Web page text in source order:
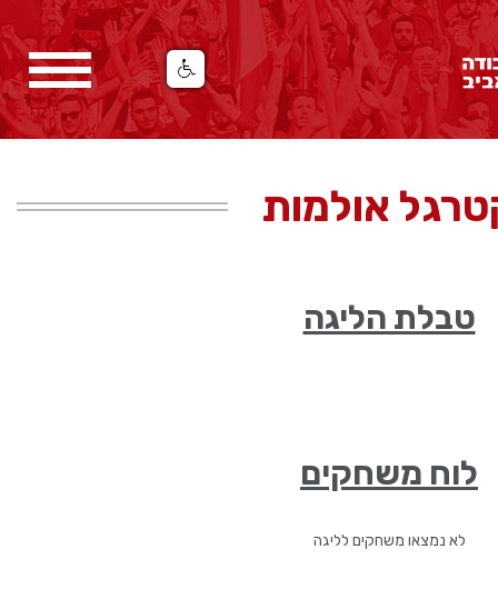
אולמות
טבלת הליגה
לוח משחקים
לא נמצאו משחקים לליגה